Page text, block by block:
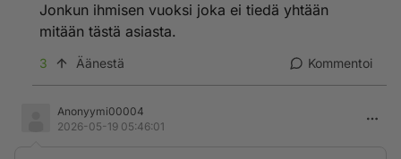
Jonkun ihmisen vuoksi joka ei tiedä yhtään
mitään tästä asiasta.
3 Äänestä Kommentoi
Anonyymi00004
2026-05-19 05:46:01